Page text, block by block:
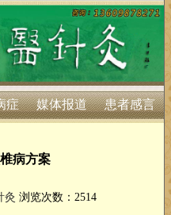
症 媒体报道 患者感言
病方案
灸 浏览次数：2514